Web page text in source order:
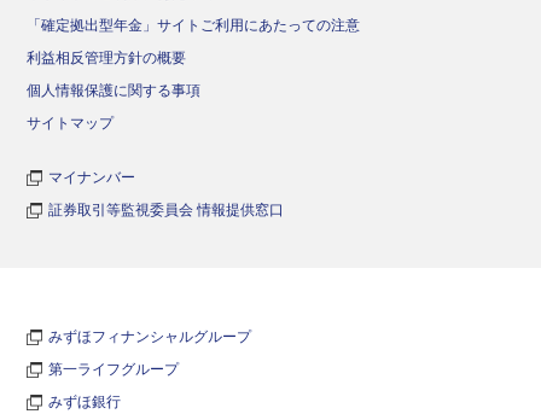
「確定拠出型年金」サイトご利用にあたっての注意
利益相反管理方針の概要
個人情報保護に関する事項
サイトマップ
マイナンバー
証券取引等監視委員会 情報提供窓口
みずほフィナンシャルグループ
第一ライフグループ
みずほ銀行